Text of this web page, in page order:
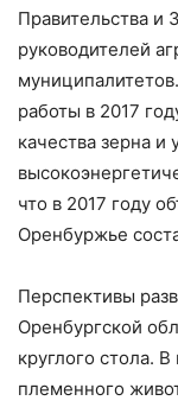
Правительства и
руководителей
работы в 2017
качества зерна и
что в 2017 году
Оренбуржье
Перспективы
Оренбургской
круглого стола.
племенного